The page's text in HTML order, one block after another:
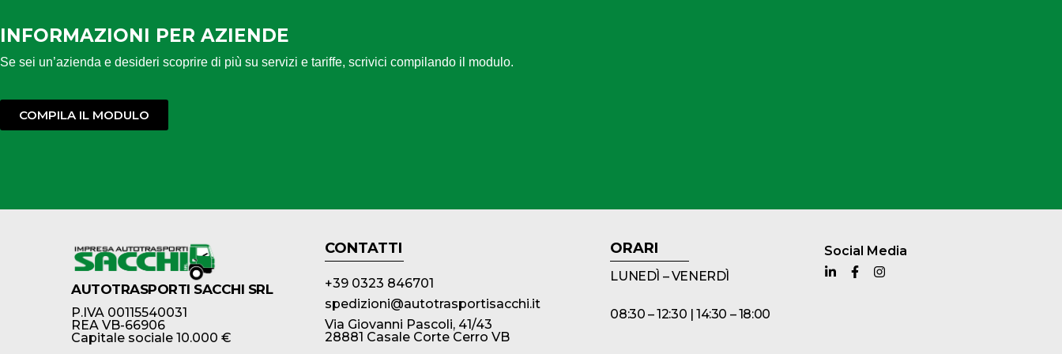
INFORMAZIONI PER AZIENDE
Se sei un’azienda e desideri scoprire di più su servizi e tariffe, scrivici compilando il modulo.
COMPILA IL MODULO
AUTOTRASPORTI SACCHI SRL
P.IVA 00115540031
REA VB-66906
Capitale sociale 10.000 €
CONTATTI
+39 0323 846701
spedizioni@autotrasportisacchi.it
Via Giovanni Pascoli, 41/43
28881 Casale Corte Cerro VB
ORARI
LUNEDÌ – VENERDÌ
08:30 – 12:30 | 14:30 – 18:00
Social Media